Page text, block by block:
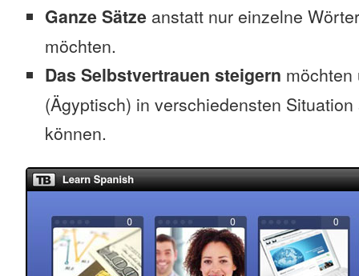
Ganze Sätze anstatt nur einzelne
möchten.
Das Selbstvertrauen steigern möchten
(Ägyptisch) in verschiedensten
können.